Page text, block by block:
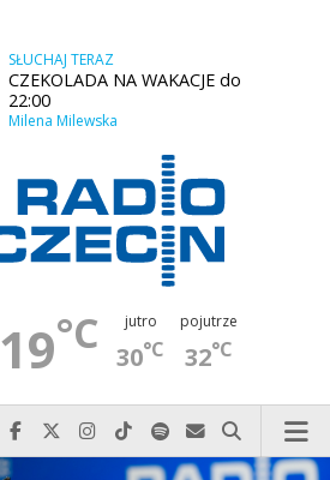
SŁUCHAJ TERAZ
CZEKOLADA NA WAKACJE do
22:00
Milena Milewska
19°C jutro
30°C
pojutrze
32°C
Najlepiej po prostu do nas zadzwoń
Odwiedź nas na Facebook-u
Odwiedź nas na X
Odwiedź nas na Instagram-ie
Odwiedź nas na TikTok-u
Szukaj nas na Spotify
Wyślij do nas
Szukaj